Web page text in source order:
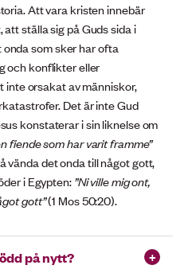
Att vara kristen innebär
ställa sig på Guds sida i
som sker har ofta
och konflikter eller
inte orsakat av människor,
Det är inte Gud
konstaterar i sin liknelse om
fiende som har varit framme”
vända det onda till något gott,
i Egypten:”Ni ville mig ont,
gott”(1 Mos 50:20).
på nytt?